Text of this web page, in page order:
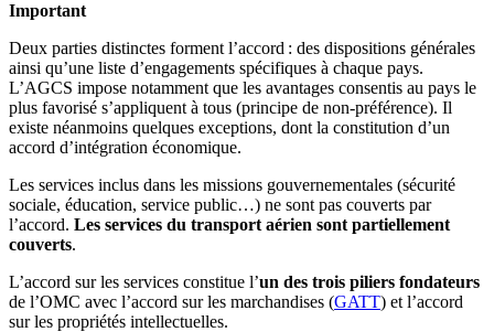
Important
Deux parties distinctes forment l’accord : des dispositions générales
ainsi qu’une liste d’engagements spécifiques à chaque pays.
L’AGCS impose notamment que les avantages consentis au pays le
plus favorisé s’appliquent à tous (principe de non-préférence). Il
existe néanmoins quelques exceptions, dont la constitution d’un
accord d’intégration économique.
Les services inclus dans les missions gouvernementales (sécurité
sociale, éducation, service public…) ne sont pas couverts par
l’accord. Les services du transport aérien sont partiellement
couverts.
L’accord sur les services constitue l’un des trois piliers fondateurs
de l’OMC avec l’accord sur les marchandises (GATT) et l’accord
sur les propriétés intellectuelles.